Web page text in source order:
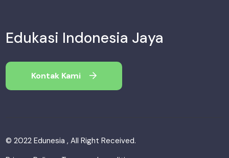
Edukasi Indonesia Jaya
Kontak Kami
© 2022 Edunesia , All Right Received.